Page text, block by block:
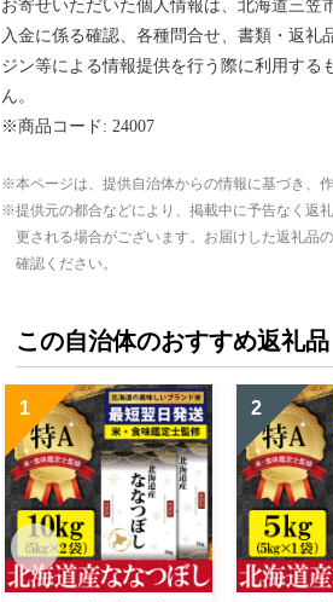
お寄せいただいた個人情報は、北海道三
入金に係る確認、各種問合せ、書類・返
ジン等による情報提供を行う際に利用す
ん。
※商品コード: 24007
本ページは、提供自治体からの情報に基づき、作
提供元の都合などにより、掲載中に予告なく返
更される場合がございます。お届けした返礼品
確認ください。
この自治体のおすすめ返礼品
1 2